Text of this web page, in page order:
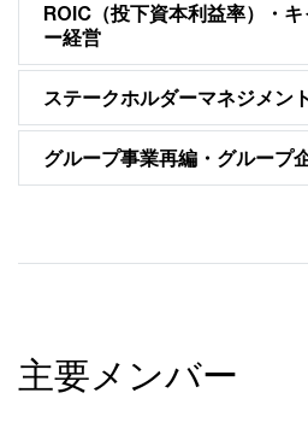
ROIC（投下資本利益率）・
ー経営
ステークホルダーマネジメント
グループ事業再編・グループ
主要メンバー